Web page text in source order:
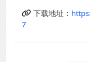
下载地址：
7